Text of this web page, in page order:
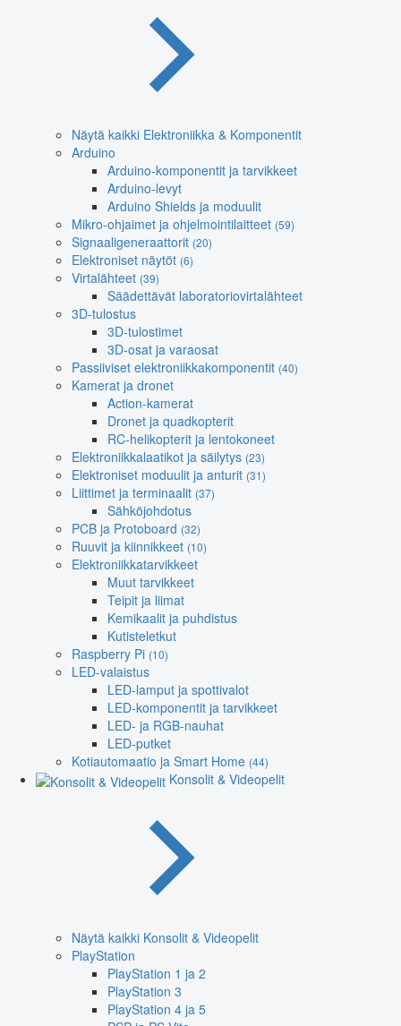
Näytä kaikki Elektroniikka & Komponentit
Arduino
Arduino-komponentit ja tarvikkeet
Arduino-levyt
Arduino Shields ja moduulit
Mikro-ohjaimet ja ohjelmointilaitteet (59)
Signaaligeneraattorit (20)
Elektroniset näytöt (6)
Virtalähteet (39)
Säädettävät laboratoriovirtalähteet
3D-tulostus
3D-tulostimet
3D-osat ja varaosat
Passiiviset elektroniikkakomponentit (40)
Kamerat ja dronet
Action-kamerat
Dronet ja quadkopterit
RC-helikopterit ja lentokoneet
Elektroniikkalaatikot ja säilytys (23)
Elektroniset moduulit ja anturit (31)
Liittimet ja terminaalit (37)
Sähköjohdotus
PCB ja Protoboard (32)
Ruuvit ja kiinnikkeet (10)
Elektroniikkatarvikkeet
Muut tarvikkeet
Teipit ja liimat
Kemikaalit ja puhdistus
Kutisteletkut
Raspberry Pi (10)
LED-valaistus
LED-lamput ja spottivalot
LED-komponentit ja tarvikkeet
LED- ja RGB-nauhat
LED-putket
Kotiautomaatio ja Smart Home (44)
Konsolit & Videopelit
Näytä kaikki Konsolit & Videopelit
PlayStation
PlayStation 1 ja 2
PlayStation 3
PlayStation 4 ja 5